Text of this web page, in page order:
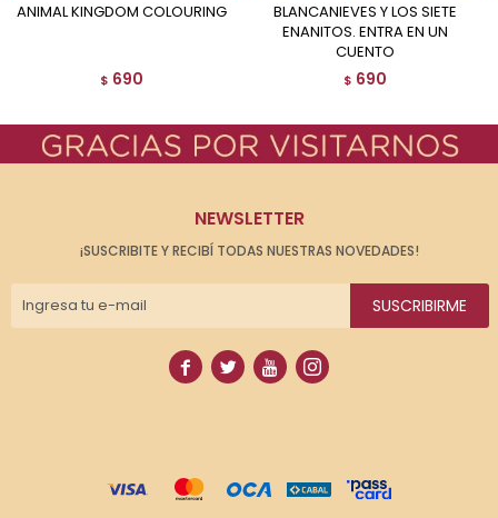
ANIMAL KINGDOM COLOURING
$ 690
BLANCANIEVES Y LOS SIETE
ENANITOS. ENTRA EN UN
CUENTO
$ 690
NEWSLETTER
¡SUSCRIBITE Y RECIBÍ TODAS NUESTRAS NOVEDADES!
SUSCRIBIRME
   